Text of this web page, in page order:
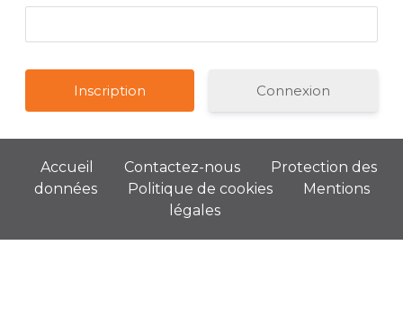
Connexion
Accueil Contactez-nous
Protection des
données
Politique de cookies
Mentions
légales